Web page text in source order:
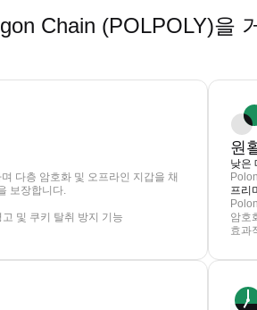
Chain (POLPOLY)을
다층 암호화 및 오프라인 지갑을 채
보장합니다.
및 쿠키 탈취 방지 기능
원
낮은
프리
암호
효과